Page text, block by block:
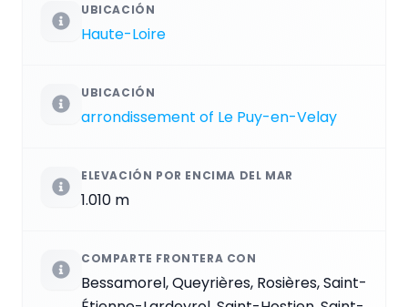
UBICACIÓN
Haute-Loire
UBICACIÓN
arrondissement of Le Puy-en-Velay
ELEVACIÓN POR ENCIMA DEL MAR
1.010 m
COMPARTE FRONTERA CON
Bessamorel, Queyrières, Rosières, Saint-